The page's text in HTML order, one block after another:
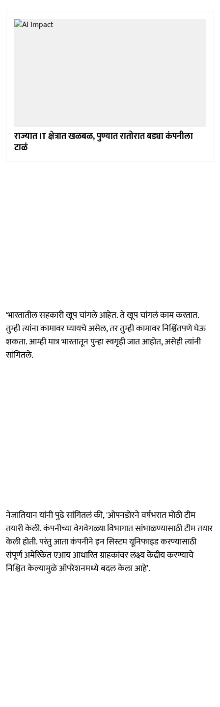
राज्यात IT क्षेत्रात खळबळ, पुण्यात रातोरात बड्या कंपनीला
टाळं
'भारतातील सहकारी खूप चांगले आहेत. ते खूप चांगलं काम करतात.
तुम्ही त्यांना कामावर घ्यायचे असेल, तर तुम्ही कामावर निश्चिंतपणे घेऊ
शकता. आम्ही मात्र भारतातून पुन्हा स्वगृही जात आहोत, असेही त्यांनी
सांगितले.
नेजातियान यांनी पुढे सांगितलं की, 'ओपनडोरने वर्षभरात मोठी टीम
तयारी केली. कंपनीच्या वेगवेगळ्या विभागात सांभाळण्यासाठी टीम तयार
केली होती. परंतु आता कंपनीने इन सिस्टम यूनिफाइड करण्यासाठी
संपूर्ण अमेरिकेत एआय आधारित ग्राहकांवर लक्ष्य केंद्रीय करण्याचे
निश्चित केल्यामुळे ऑपरेशनमध्ये बदल केला आहे'.